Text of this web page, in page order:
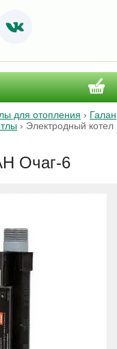
для отопления › Галан
› Электродный котел
Очаг-6